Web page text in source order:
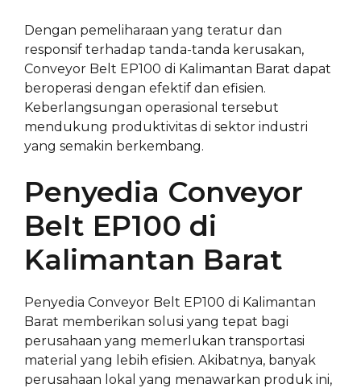
Dengan pemeliharaan yang teratur dan
responsif terhadap tanda-tanda kerusakan,
Conveyor Belt EP100 di Kalimantan Barat dapat
beroperasi dengan efektif dan efisien.
Keberlangsungan operasional tersebut
mendukung produktivitas di sektor industri
yang semakin berkembang.
Penyedia Conveyor
Belt EP100 di
Kalimantan Barat
Penyedia Conveyor Belt EP100 di Kalimantan
Barat memberikan solusi yang tepat bagi
perusahaan yang memerlukan transportasi
material yang lebih efisien. Akibatnya, banyak
perusahaan lokal yang menawarkan produk ini,